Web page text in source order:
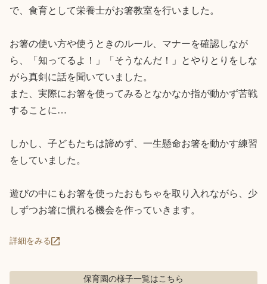
で、食育として栄養士がお箸教室を行いました。
お箸の使い方や使うときのルール、マナーを確認しなが
ら、「知ってるよ！」「そうなんだ！」とやりとりをしな
がら真剣に話を聞いていました。
また、実際にお箸を使ってみるとなかなか指が動かず苦戦
することに…
しかし、子どもたちは諦めず、一生懸命お箸を動かす練習
をしていました。
遊びの中にもお箸を使ったおもちゃを取り入れながら、少
しずつお箸に慣れる機会を作っていきます。
詳細をみる
保育園の様子一覧はこちら